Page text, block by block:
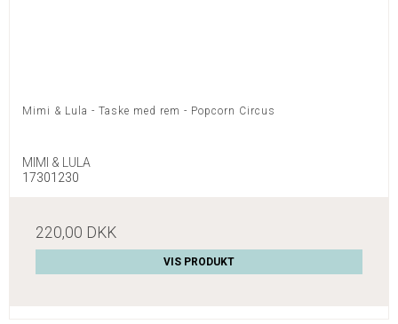
Mimi & Lula - Taske med rem - Popcorn Circus
MIMI & LULA
17301230
220,00 DKK
VIS PRODUKT